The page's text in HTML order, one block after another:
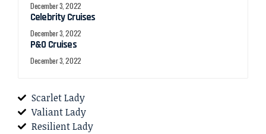
December 3, 2022
Celebrity Cruises
December 3, 2022
P&O Cruises
December 3, 2022
Scarlet Lady
Valiant Lady
Resilient Lady